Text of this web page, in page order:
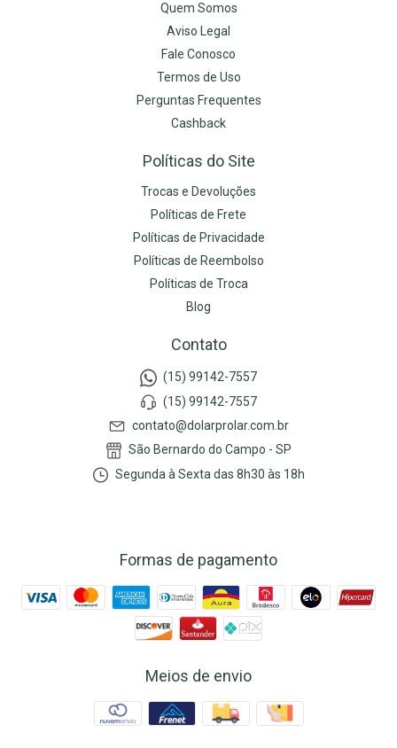
Quem Somos
Aviso Legal
Fale Conosco
Termos de Uso
Perguntas Frequentes
Cashback
Políticas do Site
Trocas e Devoluções
Políticas de Frete
Políticas de Privacidade
Políticas de Reembolso
Políticas de Troca
Blog
Contato
(15) 99142-7557
(15) 99142-7557
contato@dolarprolar.com.br
São Bernardo do Campo - SP
Segunda à Sexta das 8h30 às 18h
Formas de pagamento
Meios de envio